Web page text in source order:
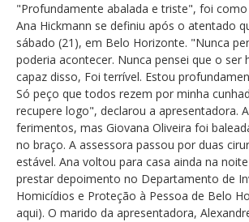
"Profundamente abalada e triste", foi
Ana Hickmann se definiu após o atentado
sábado (21), em Belo Horizonte. "Nunca
poderia acontecer. Nunca pensei que o ser
capaz disso, Foi terrível. Estou
Só peço que todos rezem por minha
recupere logo", declarou a apresentadora.
ferimentos, mas Giovana Oliveira foi
no braço. A assessora passou por duas
estável. Ana voltou para casa ainda na
prestar depoimento no Departamento de
Homicídios e Proteção à Pessoa de Belo
aqui). O marido da apresentadora,